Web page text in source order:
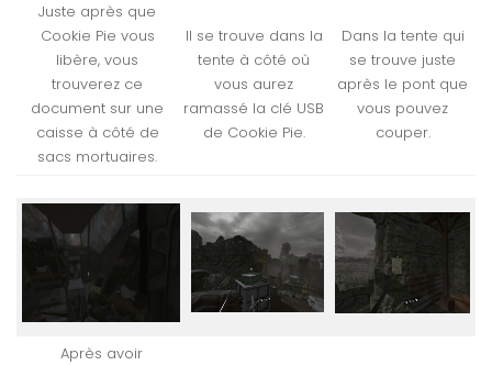
Juste après que
Cookie Pie vous
libère, vous
trouverez ce
document sur une
caisse à côté de
sacs mortuaires.
Il se trouve dans la
tente à côté où
vous aurez
ramassé la clé USB
de Cookie Pie.
Dans la tente qui
se trouve juste
après le pont que
vous pouvez
couper.
Après avoir